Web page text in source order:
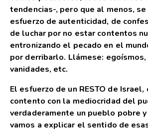
tendencias-, pero que al menos,
esfuerzo de autenticidad, de
de luchar por no estar contentos
entronizando el pecado en el
por derribarlo. Llámese:
vanidades, etc.
El esfuerzo de un RESTO de
contento con la mediocridad del
verdaderamente un pueblo pobre y
vamos a explicar el sentido de